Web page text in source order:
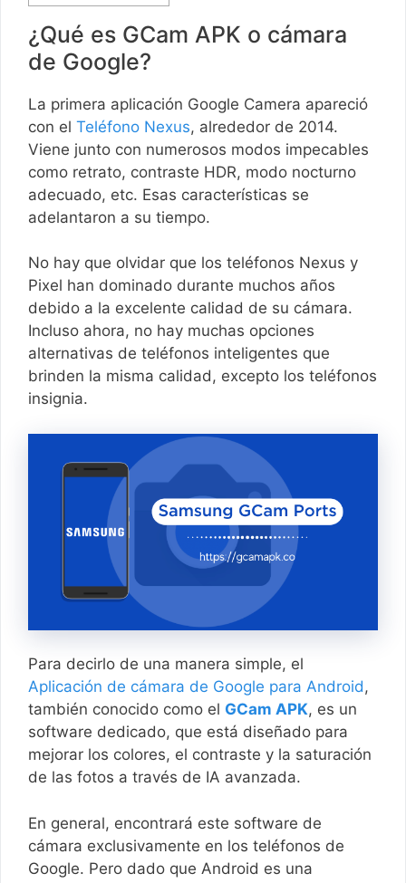
¿Qué es GCam APK o cámara
de Google?
La primera aplicación Google Camera apareció
con el Teléfono Nexus, alrededor de 2014.
Viene junto con numerosos modos impecables
como retrato, contraste HDR, modo nocturno
adecuado, etc. Esas características se
adelantaron a su tiempo.
No hay que olvidar que los teléfonos Nexus y
Pixel han dominado durante muchos años
debido a la excelente calidad de su cámara.
Incluso ahora, no hay muchas opciones
alternativas de teléfonos inteligentes que
brinden la misma calidad, excepto los teléfonos
insignia.
Para decirlo de una manera simple, el
Aplicación de cámara de Google para Android,
también conocido como el GCam APK, es un
software dedicado, que está diseñado para
mejorar los colores, el contraste y la saturación
de las fotos a través de IA avanzada.
En general, encontrará este software de
cámara exclusivamente en los teléfonos de
Google. Pero dado que Android es una